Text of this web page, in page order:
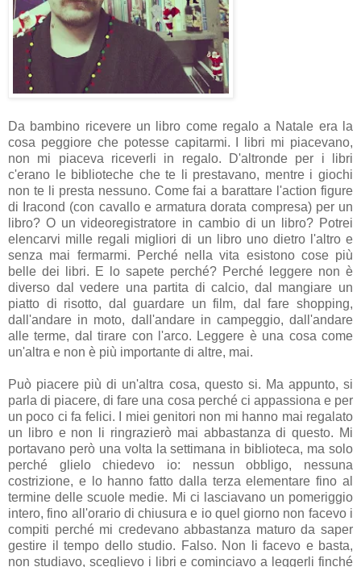
Da bambino ricevere un libro come regalo a Natale era la
cosa peggiore che potesse capitarmi. I libri mi piacevano,
non mi piaceva riceverli in regalo. D'altronde per i libri
c'erano le biblioteche che te li prestavano, mentre i giochi
non te li presta nessuno. Come fai a barattare l'action figure
di Iracond (con cavallo e armatura dorata compresa) per un
libro? O un videoregistratore in cambio di un libro? Potrei
elencarvi mille regali migliori di un libro uno dietro l'altro e
senza mai fermarmi. Perché nella vita esistono cose più
belle dei libri. E lo sapete perché? Perché leggere non è
diverso dal vedere una partita di calcio, dal mangiare un
piatto di risotto, dal guardare un film, dal fare shopping,
dall'andare in moto, dall'andare in campeggio, dall'andare
alle terme, dal tirare con l'arco. Leggere è una cosa come
un'altra e non è più importante di altre, mai.
Può piacere più di un'altra cosa, questo si. Ma appunto, si
parla di piacere, di fare una cosa perché ci appassiona e per
un poco ci fa felici. I miei genitori non mi hanno mai regalato
un libro e non li ringrazierò mai abbastanza di questo. Mi
portavano però una volta la settimana in biblioteca, ma solo
perché glielo chiedevo io: nessun obbligo, nessuna
costrizione, e lo hanno fatto dalla terza elementare fino al
termine delle scuole medie. Mi ci lasciavano un pomeriggio
intero, fino all'orario di chiusura e io quel giorno non facevo i
compiti perché mi credevano abbastanza maturo da saper
gestire il tempo dello studio. Falso. Non li facevo e basta,
non studiavo, sceglievo i libri e cominciavo a leggerli finché